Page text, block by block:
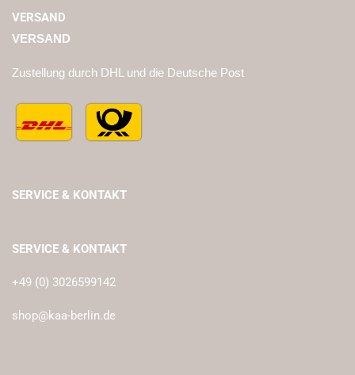
VERSAND
VERSAND
Zustellung durch DHL und die Deutsche Post
SERVICE & KONTAKT
SERVICE & KONTAKT
+49 (0) 3026599142
shop@kaa-berlin.de